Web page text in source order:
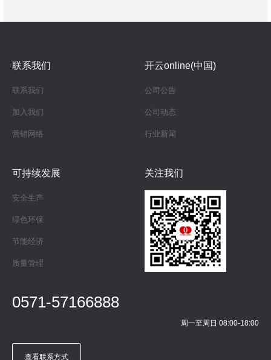
联系我们
联系我们
加入我们
营销网络
开云online(中国)
公司公告
公司动态
行业新闻
可持续发展
安全生产
绿色环保
节能经济
质量管理
关注我们
0571-57166888
周一至周日 08:00-18:00
查看联系方式